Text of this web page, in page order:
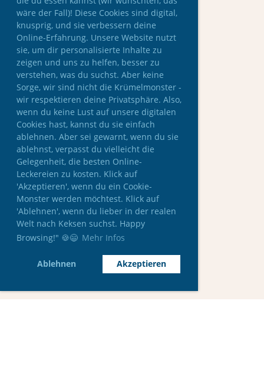
wäre der Fall)! Diese Cookies sind digital,
knusprig, und sie verbessern deine
Online-Erfahrung. Unsere Website nutzt
sie, um dir personalisierte Inhalte zu
zeigen und uns zu helfen, besser zu
verstehen, was du suchst. Aber keine
Sorge, wir sind nicht die Krümelmonster -
wir respektieren deine Privatsphäre. Also,
wenn du keine Lust auf unsere digitalen
Cookies hast, kannst du sie einfach
ablehnen. Aber sei gewarnt, wenn du sie
ablehnst, verpasst du vielleicht die
Gelegenheit, die besten Online-
Leckereien zu kosten. Klick auf
'Akzeptieren', wenn du ein Cookie-
Monster werden möchtest. Klick auf
'Ablehnen', wenn du lieber in der realen
Welt nach Keksen suchst. Happy
Browsing!" 🍪😄 Mehr Infos
Ablehnen Akzeptieren